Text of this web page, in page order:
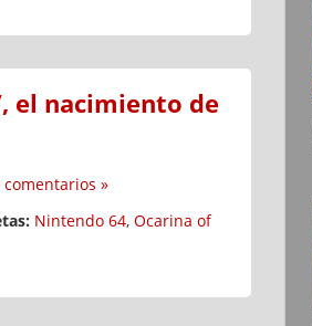
el nacimiento de
comentarios »
Nintendo 64, Ocarina of